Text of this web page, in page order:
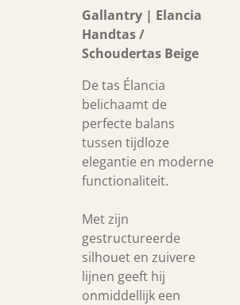
Gallantry | Elancia
Handtas /
Schoudertas Beige
De tas Élancia
belichaamt de
perfecte balans
tussen tijdloze
elegantie en moderne
functionaliteit.
Met zijn
gestructureerde
silhouet en zuivere
lijnen geeft hij
onmiddellijk een